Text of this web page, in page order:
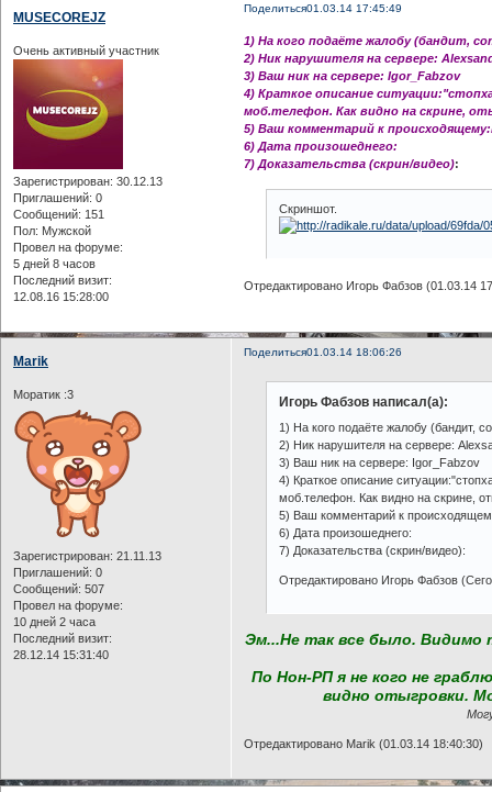
Поделиться01.03.14 17:45:49
MUSECOREJZ
Очень активный участник
Зарегистрирован: 30.12.13
Приглашений: 0
Сообщений: 151
Пол: Мужской
Провел на форуме:
5 дней 8 часов
Последний визит:
12.08.16 15:28:00
1) На кого подаёте жалобу (бандит,
2) Ник нарушителя на сервере:
3) Ваш ник на сервере: Igor_Fabzov
4) Краткое описание
моб.телефон. Как видно на скрине,
5) Ваш комментарий к
6) Дата произошеднего:
7) Доказательства (скрин/видео):
Скриншот.
Отредактировано Игорь Фабзов (01.03.14
Поделиться01.03.14 18:06:26
Marik
Моратик :3
Зарегистрирован: 21.11.13
Приглашений: 0
Сообщений: 507
Провел на форуме:
10 дней 2 часа
Последний визит:
28.12.14 15:31:40
Игорь Фабзов написал(а):
1) На кого подаёте жалобу (бандит,
2) Ник нарушителя на сервере:
3) Ваш ник на сервере: Igor_Fabzov
4) Краткое описание
моб.телефон. Как видно на скрине,
5) Ваш комментарий к
6) Дата произошеднего:
7) Доказательства (скрин/видео):
Отредактировано Игорь Фабзов
Эм...Не так все было. Видимо
По Нон-РП я не кого не
видно отыгровки.
Отредактировано Marik (01.03.14 18:40:30)